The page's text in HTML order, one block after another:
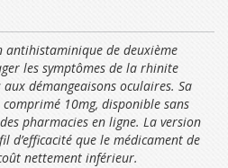
antihistaminique de deuxième
les symptômes de la rhinite
démangeaisons oculaires. Sa
10mg, disponible sans
pharmacies en ligne. La version
d’efficacité que le médicament de
nettement inférieur.